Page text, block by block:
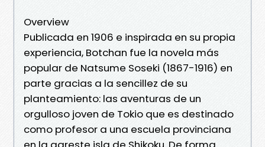
Overview
Publicada en 1906 e inspirada en su propia
experiencia, Botchan fue la novela más
popular de Natsume Soseki (1867-1916) en
parte gracias a la sencillez de su
planteamiento: las aventuras de un
orgulloso joven de Tokio que es destinado
como profesor a una escuela provinciana